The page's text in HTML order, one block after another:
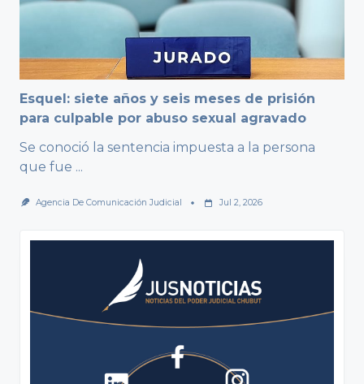
Esquel: siete años y seis meses de prisión
para culpable por abuso sexual agravado
Se conoció la sentencia impuesta a la persona
que fue ...
Agencia De Comunicación Judicial Jul 2, 2026